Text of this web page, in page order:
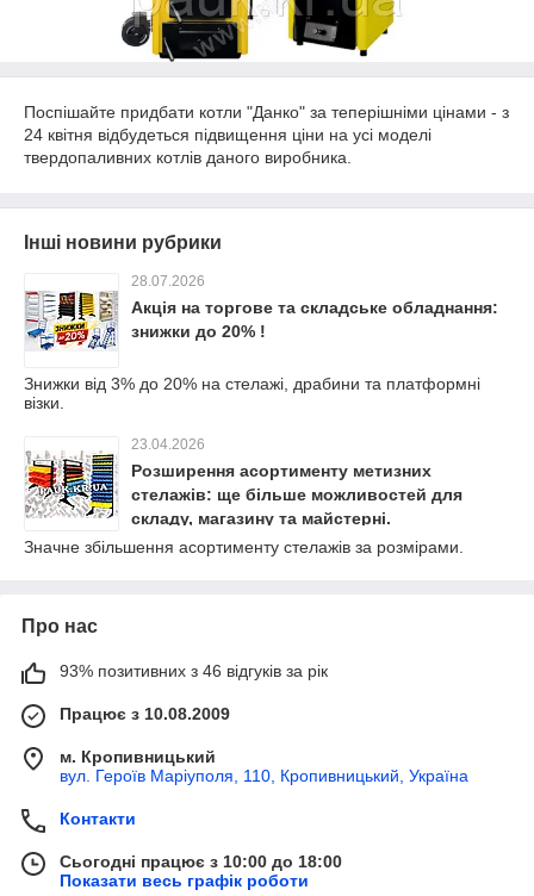
Поспішайте придбати котли "Данко" за теперішніми цінами - з
24 квітня відбудеться підвищення ціни на усі моделі
твердопаливних котлів даного виробника.
Інші новини рубрики
28.07.2026
Акція на торгове та складське обладнання:
знижки до 20% !
Знижки від 3% до 20% на стелажі, драбини та платформні
візки.
23.04.2026
Розширення асортименту метизних
стелажів: ще більше можливостей для
складу, магазину та майстерні.
Значне збільшення асортименту стелажів за розмірами.
Про нас
93% позитивних з 46 відгуків за рік
Працює з 10.08.2009
м. Кропивницький
вул. Героїв Маріуполя, 110, Кропивницький, Україна
Контакти
Сьогодні працює з 10:00 до 18:00
Показати весь графік роботи